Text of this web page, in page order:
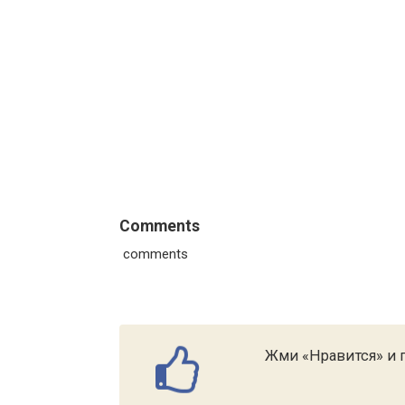
Comments
comments
Жми «Нравится» и